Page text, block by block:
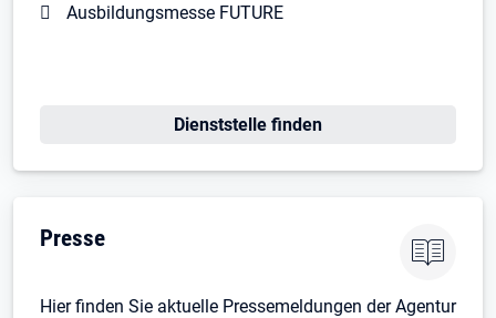
Ausbildungsmesse FUTURE
Öffnet in neuem Tab
Dienststelle finden
Presse
Hier finden Sie aktuelle Pressemeldungen der Agentur